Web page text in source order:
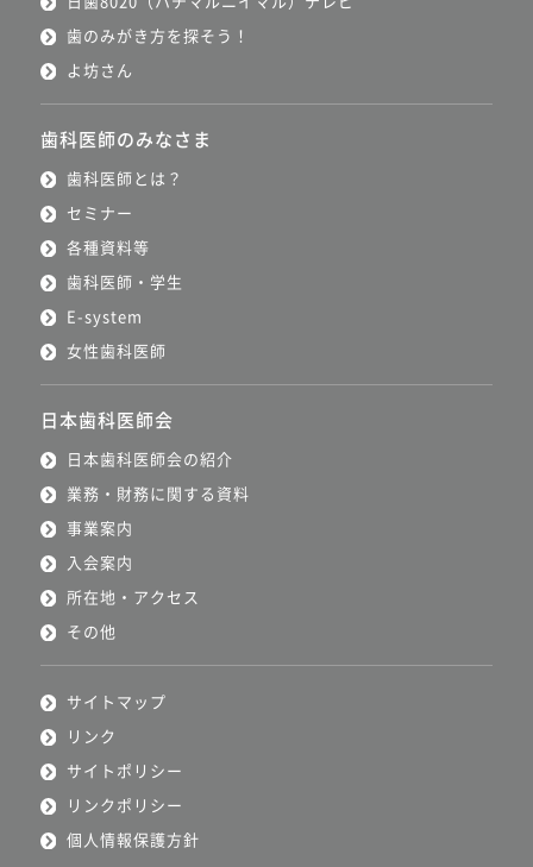
歯のみがき方を探そう！
よ坊さん
歯科医師のみなさま
歯科医師とは？
セミナー
各種資料等
歯科医師・学生
E-system
女性歯科医師
日本歯科医師会
日本歯科医師会の紹介
業務・財務に関する資料
事業案内
入会案内
所在地・アクセス
その他
サイトマップ
リンク
サイトポリシー
リンクポリシー
個人情報保護方針